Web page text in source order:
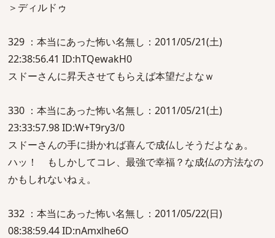
＞ディルドゥ
329 ：本当にあった怖い名無し：2011/05/21(土)
22:38:56.41 ID:hTQewakH0
スドーさんに昇天させてもらえば本望だよなｗ
330 ：本当にあった怖い名無し：2011/05/21(土)
23:33:57.98 ID:W+T9ry3/0
スドーさんの手に掛かれば喜んで成仏しそうだよなぁ。
ハッ！ もしかしてコレ、最強で幸福？な成仏の方法なの
かもしれないねぇ。
332 ：本当にあった怖い名無し：2011/05/22(日)
08:38:59.44 ID:nAmxlhe6O